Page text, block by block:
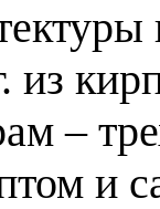
из
–
и